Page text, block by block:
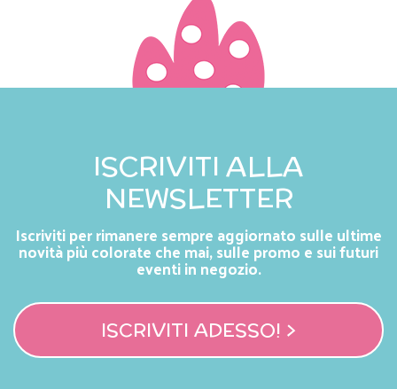
ISCRIVITI ALLA
NEWSLETTER
Iscriviti per rimanere sempre aggiornato sulle ultime
novità più colorate che mai, sulle promo e sui futuri
eventi in negozio.
ISCRIVITI ADESSO! >